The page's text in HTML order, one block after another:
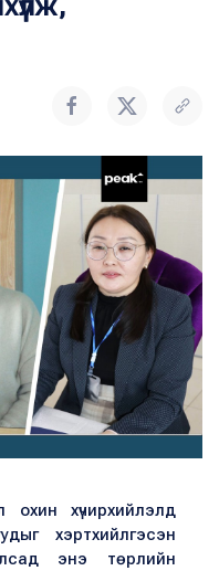
хүчирхийлэлд
хэртхийлгэсэн
энэ төрлийн